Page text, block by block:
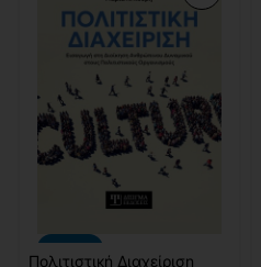
Πολιτιστική Διαχείριση